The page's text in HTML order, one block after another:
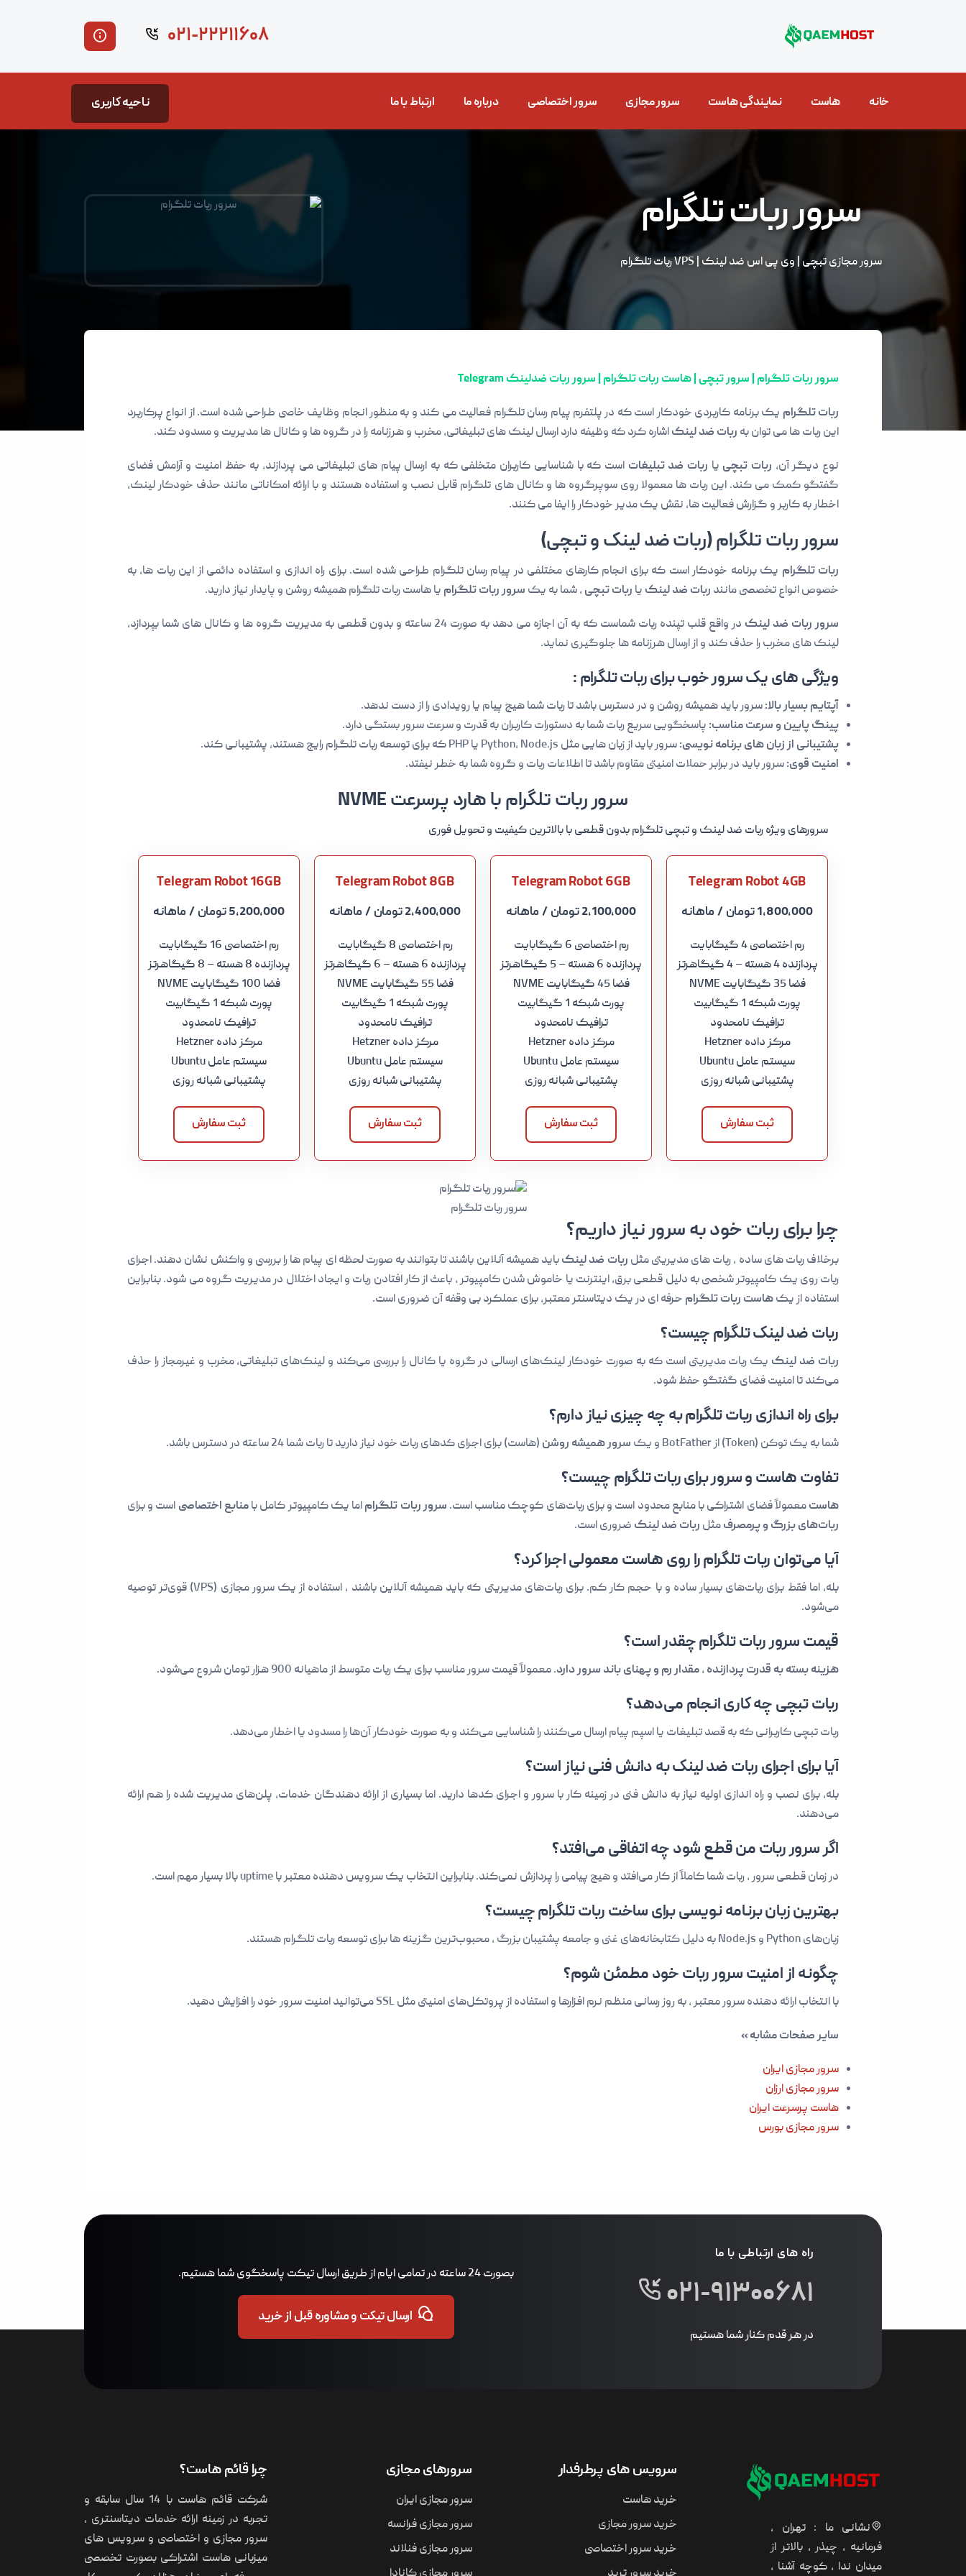
۰۲۱-۲۲۲۱۱۶۰۸
خانه هاست نمایندگی هاست سرور مجازی سرور اختصاصی درباره ما ارتباط با ما ناحیه کاربری
سرور ربات تلگرام
سرور مجازی تبچی | وی پی اس ضد لینک | VPS ربات تلگرام
سرور ربات تلگرام | سرور تبچی | هاست ربات تلگرام | سرور ربات ضدلینک Telegram
ربات تلگرام یک برنامه کاربردی خودکار است که در پلتفرم پیام رسان تلگرام فعالیت می کند و به منظور انجام وظایف خاصی طراحی شده است. از انواع پرکاربرد
این ربات ها می توان به ربات ضد لینکاشاره کرد که وظیفه دارد ارسال لینک های تبلیغاتی، مخرب و هرزنامه را در گروه ها و کانال ها مدیریت و مسدود کند.
نوع دیگر آن، ربات تبچی یا ربات ضد تبلیغات است که با شناسایی کاربران متخلفی که به ارسال پیام های تبلیغاتی می پردازند، به حفظ امنیت و آرامش فضای
گفتگو کمک می کند. این ربات ها معمولا روی سوپرگروه ها و کانال های تلگرام قابل نصب و استفاده هستند و با ارائه امکاناتی مانند حذف خودکار لینک،
اخطار به کاربر و گزارش فعالیت ها، نقش یک مدیر خودکار را ایفا می کنند.
سرور ربات تلگرام (ربات ضد لینک و تبچی)
ربات تلگرام یک برنامه خودکار است که برای انجام کارهای مختلفی در پیام رسان تلگرام طراحی شده است. برای راه اندازی و استفاده دائمی از این ربات ها، به
خصوص انواع تخصصی مانند ربات ضد لینک یا ربات تبچی ، شما به یک سرور ربات تلگرام یا هاست ربات تلگرام همیشه روشن و پایدار نیاز دارید.
سرور ربات ضد لینک
در واقع قلب تپنده ربات شماست که به آن اجازه می دهد به صورت 24 ساعته و بدون قطعی به مدیریت گروه ها و کانال های شما بپردازد،
لینک های مخرب را حذف کند و از ارسال هرزنامه ها جلوگیری نماید.
ویژگی های یک سرور خوب برای ربات تلگرام :
آپتایم بسیار بالا:سرور باید همیشه روشن و در دسترس باشد تا ربات شما هیچ پیام یا رویدادی را از دست ندهد.
پینگ پایین و سرعت مناسب: پاسخگویی سریع ربات شما به دستورات کاربران به قدرت و سرعت سرور بستگی دارد.
پشتیبانی از زبان های برنامه نویسی:سرور باید از زبان هایی مثل Python، Node.js یا PHP که برای توسعه ربات تلگرام رایج هستند، پشتیبانی کند.
امنیت قوی:سرور باید در برابر حملات امنیتی مقاوم باشد تا اطلاعات ربات و گروه شما به خطر نیفتد.
سرور ربات تلگرام با هارد پرسرعت NVME
سرورهای ویژه ربات ضد لینک و تبچی تلگرام بدون قطعی با بالاترین کیفیت و تحویل فوری
Telegram Robot 4GB
1,800,000 تومان / ماهانه
رم اختصاصی 4 گیگابایت
پردازنده 4 هسته – 4 گیگاهرتز
فضا 35 گیگابایت NVME
پورت شبکه 1 گیگابیت
ترافیک نامحدود
مرکز داده Hetzner
سیستم عامل Ubuntu
پشتیبانی شبانه روزی
ثبت سفارش
Telegram Robot 6GB
2,100,000 تومان / ماهانه
رم اختصاصی 6 گیگابایت
پردازنده 6 هسته – 5 گیگاهرتز
فضا 45 گیگابایت NVME
پورت شبکه 1 گیگابیت
ترافیک نامحدود
مرکز داده Hetzner
سیستم عامل Ubuntu
پشتیبانی شبانه روزی
ثبت سفارش
Telegram Robot 8GB
2,400,000 تومان / ماهانه
رم اختصاصی 8 گیگابایت
پردازنده 6 هسته – 6 گیگاهرتز
فضا 55 گیگابایت NVME
پورت شبکه 1 گیگابیت
ترافیک نامحدود
مرکز داده Hetzner
سیستم عامل Ubuntu
پشتیبانی شبانه روزی
ثبت سفارش
Telegram Robot 16GB
5,200,000 تومان / ماهانه
رم اختصاصی 16 گیگابایت
پردازنده 8 هسته – 8 گیگاهرتز
فضا 100 گیگابایت NVME
پورت شبکه 1 گیگابیت
ترافیک نامحدود
مرکز داده Hetzner
سیستم عامل Ubuntu
پشتیبانی شبانه روزی
ثبت سفارش
سرور ربات تلگرام
چرا برای ربات خود به سرور نیاز داریم؟
برخلاف ربات های ساده ، ربات های مدیریتی مثل ربات ضد لینکباید همیشه آنلاین باشند تا بتوانند به صورت لحظه ای پیام ها را بررسی و واکنش نشان دهند. اجرای
ربات روی یک کامپیوتر شخصی به دلیل قطعی برق، اینترنت یا خاموش شدن کامپیوتر ، باعث از کار افتادن ربات و ایجاد اختلال در مدیریت گروه می شود. بنابراین
استفاده از یکهاست ربات تلگرام حرفه ای در یک دیتاسنتر معتبر، برای عملکرد بی وقفه آن ضروری است.
ربات ضد لینک تلگرام چیست؟
ربات ضد لینک یک ربات مدیریتی است که به صورت خودکار لینک‌های ارسالی در گروه یا کانال را بررسی می‌کند و لینک‌های تبلیغاتی، مخرب و غیرمجاز را حذف
می‌کند تا امنیت فضای گفتگو حفظ شود.
برای راه اندازی ربات تلگرام به چه چیزی نیاز دارم؟
شما به یک توکن (Token) از BotFather و یک سرور همیشه روشن (هاست) برای اجرای کدهای ربات خود نیاز دارید تا ربات شما 24 ساعته در دسترس باشد.
تفاوت هاست و سرور برای ربات تلگرام چیست؟
هاستمعمولاً فضای اشتراکی با منابع محدود است و برای ربات‌های کوچک مناسب است. سرور ربات تلگراماما یک کامپیوتر کامل بامنابع اختصاصی است و برای
ربات‌های بزرگ و پرمصرفمثل ربات ضد لینک ضروری است.
آیا می‌توان ربات تلگرام را روی هاست معمولی اجرا کرد؟
بله، اما فقط برای ربات‌های بسیار ساده و با حجم کار کم. برای ربات‌های مدیریتی که باید همیشه آنلاین باشند ، استفاده از یک سرور مجازی (VPS) قوی‌تر توصیه
می‌شود.
قیمت سرور ربات تلگرام چقدر است؟
هزینه بسته به قدرت پردازنده ،مقدار رم و پهنای باند سرور دارد. معمولاً قیمت سرور مناسب برای یک ربات متوسط از ماهیانه 900 هزار تومان شروع می‌شود.
ربات تبچی چه کاری انجام می‌دهد؟
ربات تبچی کاربرانی که به قصد تبلیغات یا اسپم پیام ارسال می‌کنند را شناسایی می‌کند و به صورت خودکار آن‌ها را مسدود یا اخطار می‌دهد.
آیا برای اجرای ربات ضد لینک به دانش فنی نیاز است؟
بله، برای نصب و راه اندازی اولیه نیاز به دانش فنی در زمینه کار با سرور و اجرای کدها دارید. اما بسیاری از ارائه دهندگان خدمات، پلن‌های مدیریت شده را هم ارائه
می‌دهند.
اگر سرور ربات من قطع شود چه اتفاقی می‌افتد؟
در زمان قطعی سرور ، ربات شما کاملاً از کار می‌افتد و هیچ پیامی را پردازش نمی‌کند. بنابراین انتخاب یک سرویس دهنده معتبر با uptime بالا بسیار مهم است.
بهترین زبان برنامه نویسی برای ساخت ربات تلگرام چیست؟
زبان‌های Python و Node.js به دلیل کتابخانه‌های غنی و جامعه پشتیبان بزرگ ، محبوب‌ترین گزینه ها برای توسعه ربات تلگرام هستند.
چگونه از امنیت سرور ربات خود مطمئن شوم؟
با انتخاب ارائه دهنده سرور معتبر ، به روز رسانی منظم نرم افزارها و استفاده از پروتکل‌های امنیتی مثل SSL می‌توانید امنیت سرور خود را افزایش دهید.
سایر صفحات مشابه »
سرور مجازی ایران
سرور مجازی ارزان
هاست پرسرعت ایران
سرور مجازی بورس
راه های ارتباطی با ما
۰۲۱-۹۱۳۰۰۶۸۱
در هر قدم کنار شما هستیم
بصورت 24 ساعته در تمامی ایام از طریق ارسال تیکت پاسخگوی شما هستیم.
ارسال تیکت و مشاوره قبل از خرید
نشانی ما : تهران ،
فرمانیه ، چیذر ، بالاتر از
میدان ندا ، کوچه آشنا ،
سرویس های پرطرفدار
خرید هاست
خرید سرور مجازی
خرید سرور اختصاصی
سرورهای مجازی
سرور مجازی ایران
سرور مجازی فرانسه
سرور مجازی فنلاند
چرا قائم هاست؟
شرکت قائم هاست با 14 سال سابقه و
تجربه در زمینه ارائه خدمات دیتاسنتری ،
سرور مجازی و اختصاصی و سرویس های
میزبانی هاست اشتراکی بصورت تخصصی